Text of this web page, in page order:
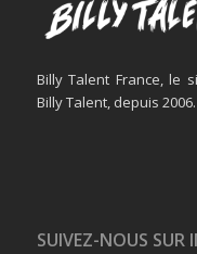
Billy Talent France, le
Billy Talent, depuis 2006.
SUIVEZ-NOUS SUR